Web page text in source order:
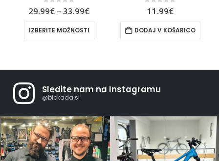
0out of 5
11.99€
DODAJ V KOŠARICO
0out of 5
59.99€
DODAJ V KOŠARICO
Sledite nam na Instagramu
@blokada.si